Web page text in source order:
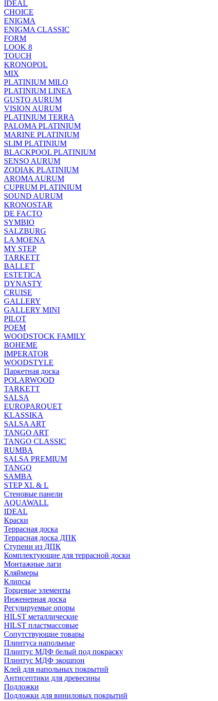
IDEAL
CHOICE
ENIGMA
ENIGMA CLASSIC
FORM
LOOK 8
TOUCH
KRONOPOL
MIX
PLATINIUM MILO
PLATINIUM LINEA
GUSTO AURUM
VISION AURUM
PLATINIUM TERRA
PALOMA PLATINIUM
MARINE PLATINIUM
SLIM PLATINIUM
BLACKPOOL PLATINIUM
SENSO AURUM
ZODIAK PLATINIUM
AROMA AURUM
CUPRUM PLATINIUM
SOUND AURUM
KRONOSTAR
DE FACTO
SYMBIO
SALZBURG
LA MOENA
MY STEP
TARKETT
BALLET
ESTETICA
DYNASTY
CRUISE
GALLERY
GALLERY MINI
PILOT
POEM
WOODSTOCK FAMILY
BOHEME
IMPERATOR
WOODSTYLE
Паркетная доска
POLARWOOD
TARKETT
SALSA
EUROPARQUET
KLASSIKA
SALSA ART
TANGO ART
TANGO CLASSIC
RUMBA
SALSA PREMIUM
TANGO
SAMBA
STEP XL & L
Стеновые панели
AQUAWALL
IDEAL
Краски
Террасная доска
Террасная доска ДПК
Ступени из ДПК
Комплектующие для террасной доски
Монтажные лаги
Кляймеры
Клипсы
Торцевые элементы
Инженерная доска
Регулируемые опоры
HILST металлические
HILST пластмассовые
Сопутствующие товары
Плинтуса напольные
Плинтус МДФ белый под покраску
Плинтус МДФ экошпон
Клей для напольных покрытий
Антисептики для древесины
Подложки
Подложки для виниловых покрытий